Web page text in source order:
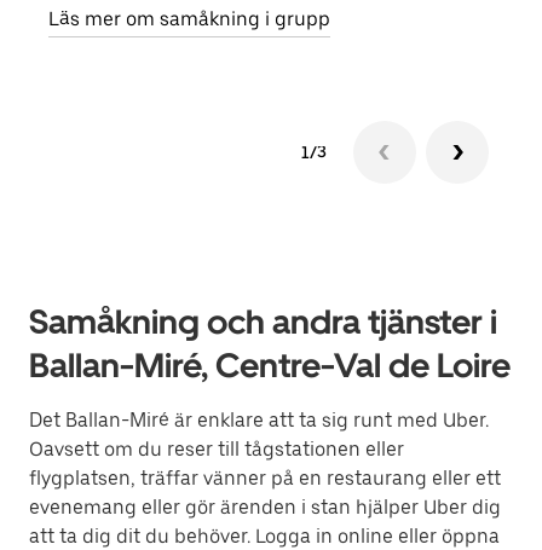
Läs mer om samåkning i grupp
1/3
Samåkning och andra tjänster i
Ballan-Miré, Centre-Val de Loire
Det Ballan-Miré är enklare att ta sig runt med Uber.
Oavsett om du reser till tågstationen eller
flygplatsen, träffar vänner på en restaurang eller ett
evenemang eller gör ärenden i stan hjälper Uber dig
att ta dig dit du behöver. Logga in online eller öppna